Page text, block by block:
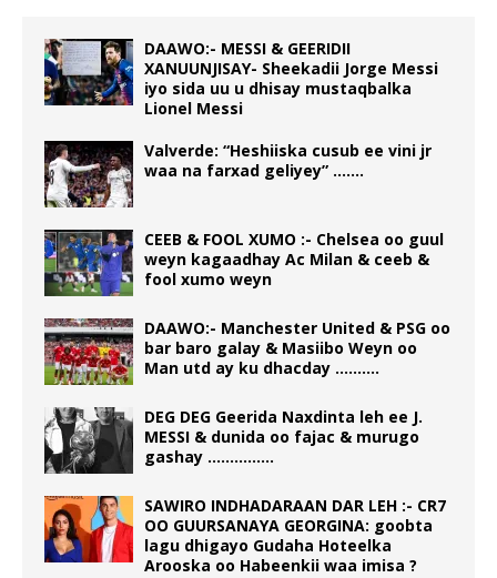
DAAWO:- MESSI & GEERIDII
XANUUNJISAY- Sheekadii Jorge Messi
iyo sida uu u dhisay mustaqbalka
Lionel Messi
Valverde: “Heshiiska cusub ee vini jr
waa na farxad geliyey” …….
CEEB & FOOL XUMO :- Chelsea oo guul
weyn kagaadhay Ac Milan & ceeb &
fool xumo weyn
DAAWO:- Manchester United & PSG oo
bar baro galay & Masiibo Weyn oo
Man utd ay ku dhacday ……….
DEG DEG Geerida Naxdinta leh ee J.
MESSI & dunida oo fajac & murugo
gashay ……………
SAWIRO INDHADARAAN DAR LEH :- CR7
OO GUURSANAYA GEORGINA: goobta
lagu dhigayo Gudaha Hoteelka
Arooska oo Habeenkii waa imisa ?